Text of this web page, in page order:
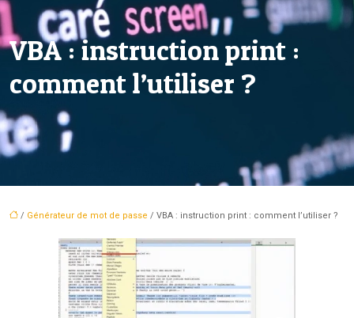
VBA : instruction print :
comment l’utiliser ?
/ Générateur de mot de passe / VBA : instruction print : comment l’utiliser ?